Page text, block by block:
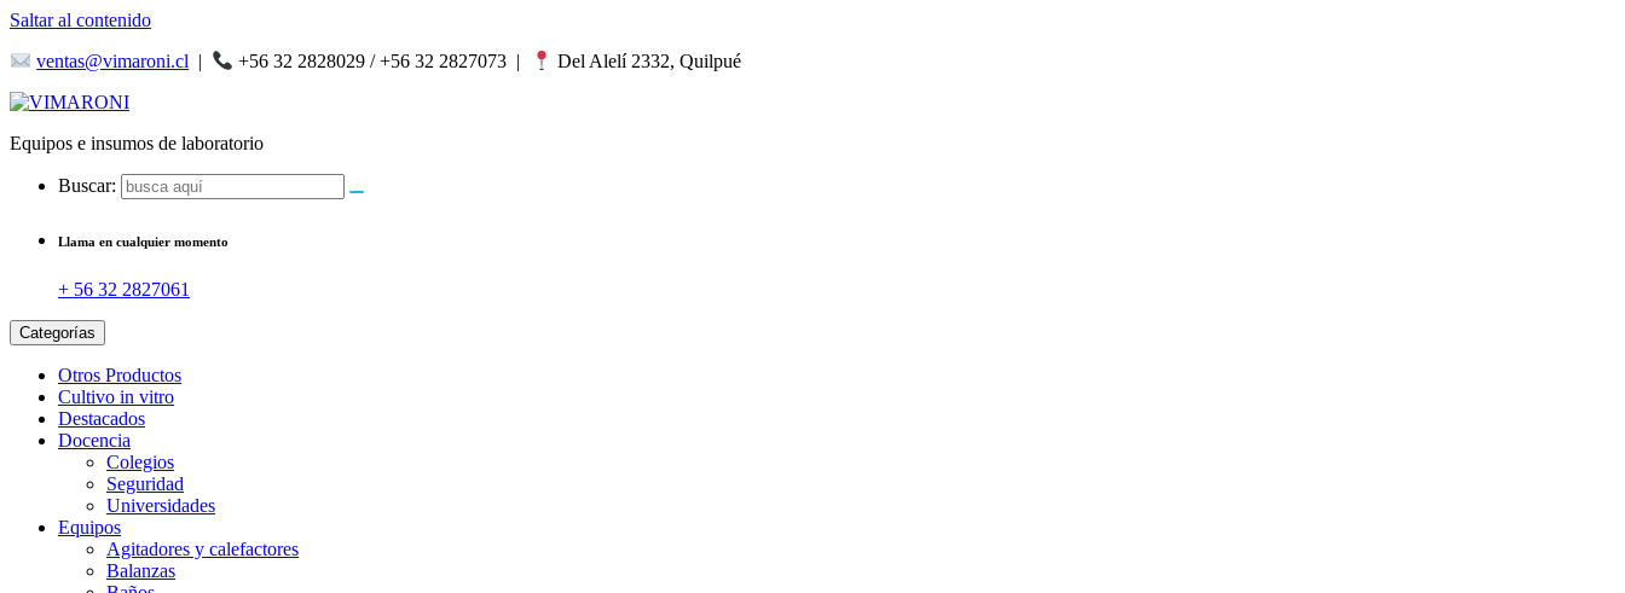
Saltar al contenido
ventas@vimaroni.cl | +56 32 2828029 / +56 32 2827073 | Del Alelí 2332, Quilpué
Equipos e insumos de laboratorio
Buscar:
Llama en cualquier momento
+ 56 32 2827061
Categorías
Otros Productos
Cultivo in vitro
Destacados
Docencia
Colegios
Seguridad
Universidades
Equipos
Agitadores y calefactores
Balanzas